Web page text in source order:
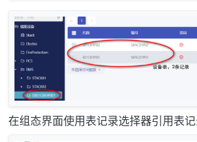
在组态界面使用表记录选择器引用表记